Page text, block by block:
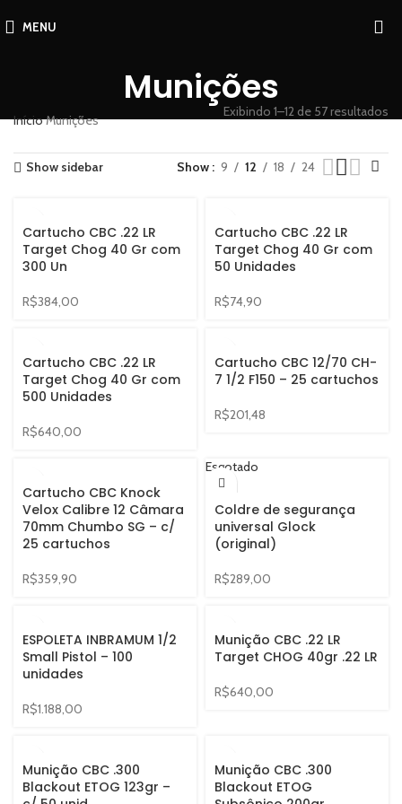
MENU
Munições
InícioMunições
Exibindo 1–12 de 57 resultados
Show sidebar Show 9 12 18 24
Cartucho CBC .22 LR
Target Chog 40 Gr com
300 Un
R$384,00
Cartucho CBC .22 LR
Target Chog 40 Gr com
50 Unidades
R$74,90
Cartucho CBC .22 LR
Target Chog 40 Gr com
500 Unidades
R$640,00
Cartucho CBC 12/70 CH-
7 1/2 F150 – 25 cartuchos
R$201,48
Cartucho CBC Knock
Velox Calibre 12 Câmara
70mm Chumbo SG – c/
25 cartuchos
R$359,90
Esgotado
Coldre de segurança
universal Glock
(original)
R$289,00
ESPOLETA INBRAMUM 1/2
Small Pistol – 100
unidades
R$1.188,00
Munição CBC .22 LR
Target CHOG 40gr .22 LR
R$640,00
Munição CBC .300
Blackout ETOG 123gr –
Munição CBC .300
Blackout ETOG